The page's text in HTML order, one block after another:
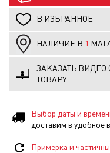
В ИЗБРАННОЕ
НАЛИЧИЕ В 1
ЗАКАЗАТЬ ВИДЕО
ТОВАРУ
Выбор даты и
доставим в удобное
Примерка и